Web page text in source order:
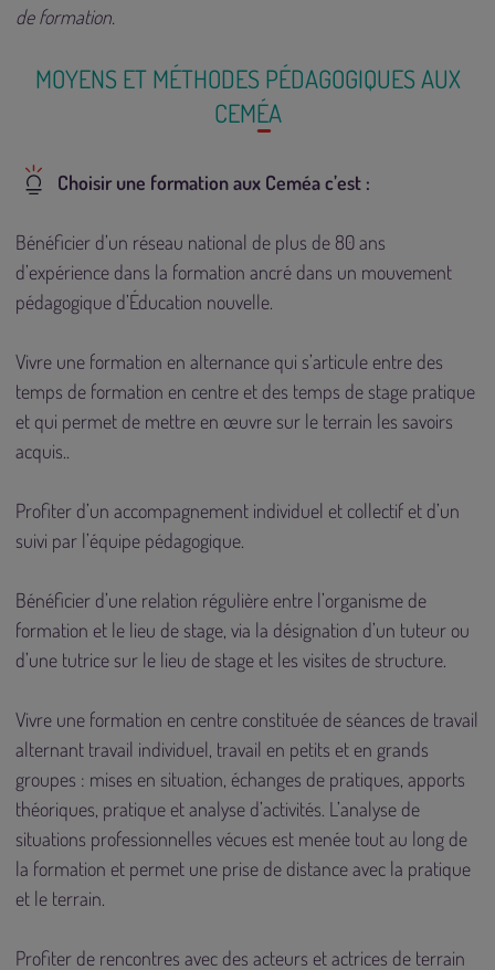
de formation.
MOYENS ET MÉTHODES PÉDAGOGIQUES AUX
CEMÉA
Choisir une formation aux Ceméa c’est :
Bénéficier d’un réseau national de plus de 80 ans
d’expérience dans la formation ancré dans un mouvement
pédagogique d’Éducation nouvelle.
Vivre une formation en alternance qui s’articule entre des
temps de formation en centre et des temps de stage pratique
et qui permet de mettre en œuvre sur le terrain les savoirs
acquis..
Profiter d’un accompagnement individuel et collectif et d’un
suivi par l’équipe pédagogique.
Bénéficier d’une relation régulière entre l’organisme de
formation et le lieu de stage, via la désignation d’un tuteur ou
d’une tutrice sur le lieu de stage et les visites de structure.
Vivre une formation en centre constituée de séances de travail
alternant travail individuel, travail en petits et en grands
groupes : mises en situation, échanges de pratiques, apports
théoriques, pratique et analyse d’activités. L’analyse de
situations professionnelles vécues est menée tout au long de
la formation et permet une prise de distance avec la pratique
et le terrain.
Profiter de rencontres avec des acteurs et actrices de terrain